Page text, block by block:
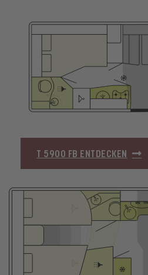
T 5900 FB ENTDECKEN